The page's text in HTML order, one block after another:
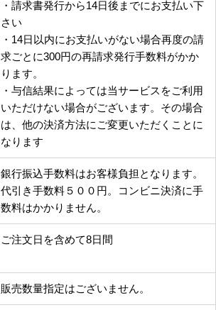
・請求書発行から14日後までにお支払い下
さい
・14日以内にお支払いがない場合再度の請
求ごとに300円の再請求発行手数料がかか
ります。
・与信結果によっては当サービスをご利用
いただけない場合がございます。その場合
は、他の決済方法にご変更いただくことに
なります
銀行振込手数料はお客様負担となります。
代引き手数料５００円。コンビニ決済に手
数料はかかりません。
ご注文日を含めて8日間
販売数量指定はございません。